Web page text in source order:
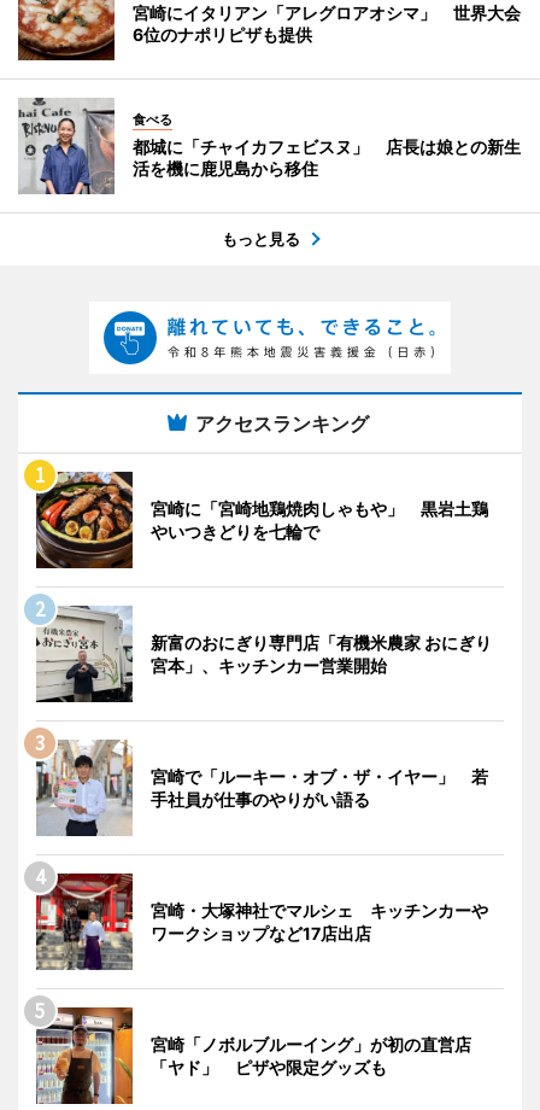
宮崎にイタリアン「アレグロアオシマ」 世界大会
6位のナポリピザも提供
食べる
都城に「チャイカフェビスヌ」 店長は娘との新生
活を機に鹿児島から移住
もっと見る
アクセスランキング
宮崎に「宮崎地鶏焼肉しゃもや」 黒岩土鶏
やいつきどりを七輪で
新富のおにぎり専門店「有機米農家 おにぎり
宮本」、キッチンカー営業開始
宮崎で「ルーキー・オブ・ザ・イヤー」 若
手社員が仕事のやりがい語る
宮崎・大塚神社でマルシェ キッチンカーや
ワークショップなど17店出店
宮崎「ノボルブルーイング」が初の直営店
「ヤド」 ピザや限定グッズも